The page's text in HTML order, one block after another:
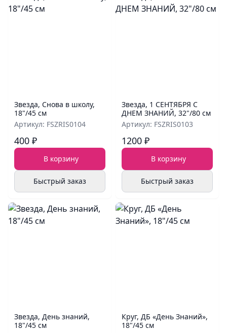
Звезда, Снова в школу,
18"/45 см
Артикул: FSZRIS0104
400 ₽
В корзину
Быстрый заказ
Звезда, 1 СЕНТЯБРЯ С
ДНЕМ ЗНАНИЙ, 32"/80 см
Артикул: FSZRIS0103
1200 ₽
В корзину
Быстрый заказ
Звезда, День знаний,
18"/45 см
Круг, ДБ «День Знаний»,
18"/45 см